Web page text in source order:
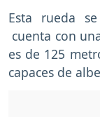
Esta rueda
cuenta con
es de 125
capaces de